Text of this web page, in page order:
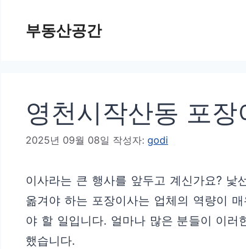
부동산공간
영천시작산동 포
2025년 09월 08일 작성자: godi
이사라는 큰 행사를 앞두고 계신가요? 낯
옮겨야 하는 포장이사는 업체의 역량이
야 할 일입니다. 얼마나 많은 분들이 이
했습니다.